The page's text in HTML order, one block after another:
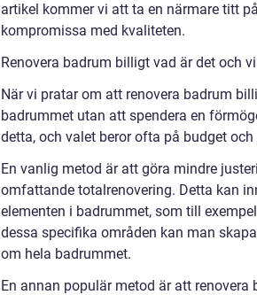
artikel kommer vi att ta en närmare titt
kompromissa med kvaliteten.
Renovera badrum billigt vad är det och
När vi pratar om att renovera badrum
badrummet utan att spendera en
detta, och valet beror ofta på budget
En vanlig metod är att göra mindre
omfattande totalrenovering. Detta kan
elementen i badrummet, som till
dessa specifika områden kan man
om hela badrummet.
En annan populär metod är att